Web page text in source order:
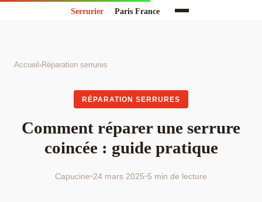
Accueil ›Réparation serrures
RÉPARATION SERRURES
Comment réparer une serrure
coincée : guide pratique
Capucine•24 mars 2025•5 min de lecture